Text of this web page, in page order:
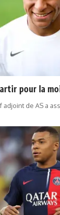
pour la
adjoint de AS a